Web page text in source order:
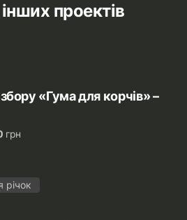
проектів
«Гума для корчів» –
грн
річок